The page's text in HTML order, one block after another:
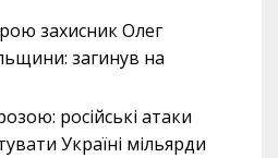
захисник Олег
загинув на
російські атаки
Україні мільярди